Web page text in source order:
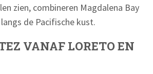
zien, combineren Magdalena Bay
de Pacifische kust.
VANAF LORETO EN